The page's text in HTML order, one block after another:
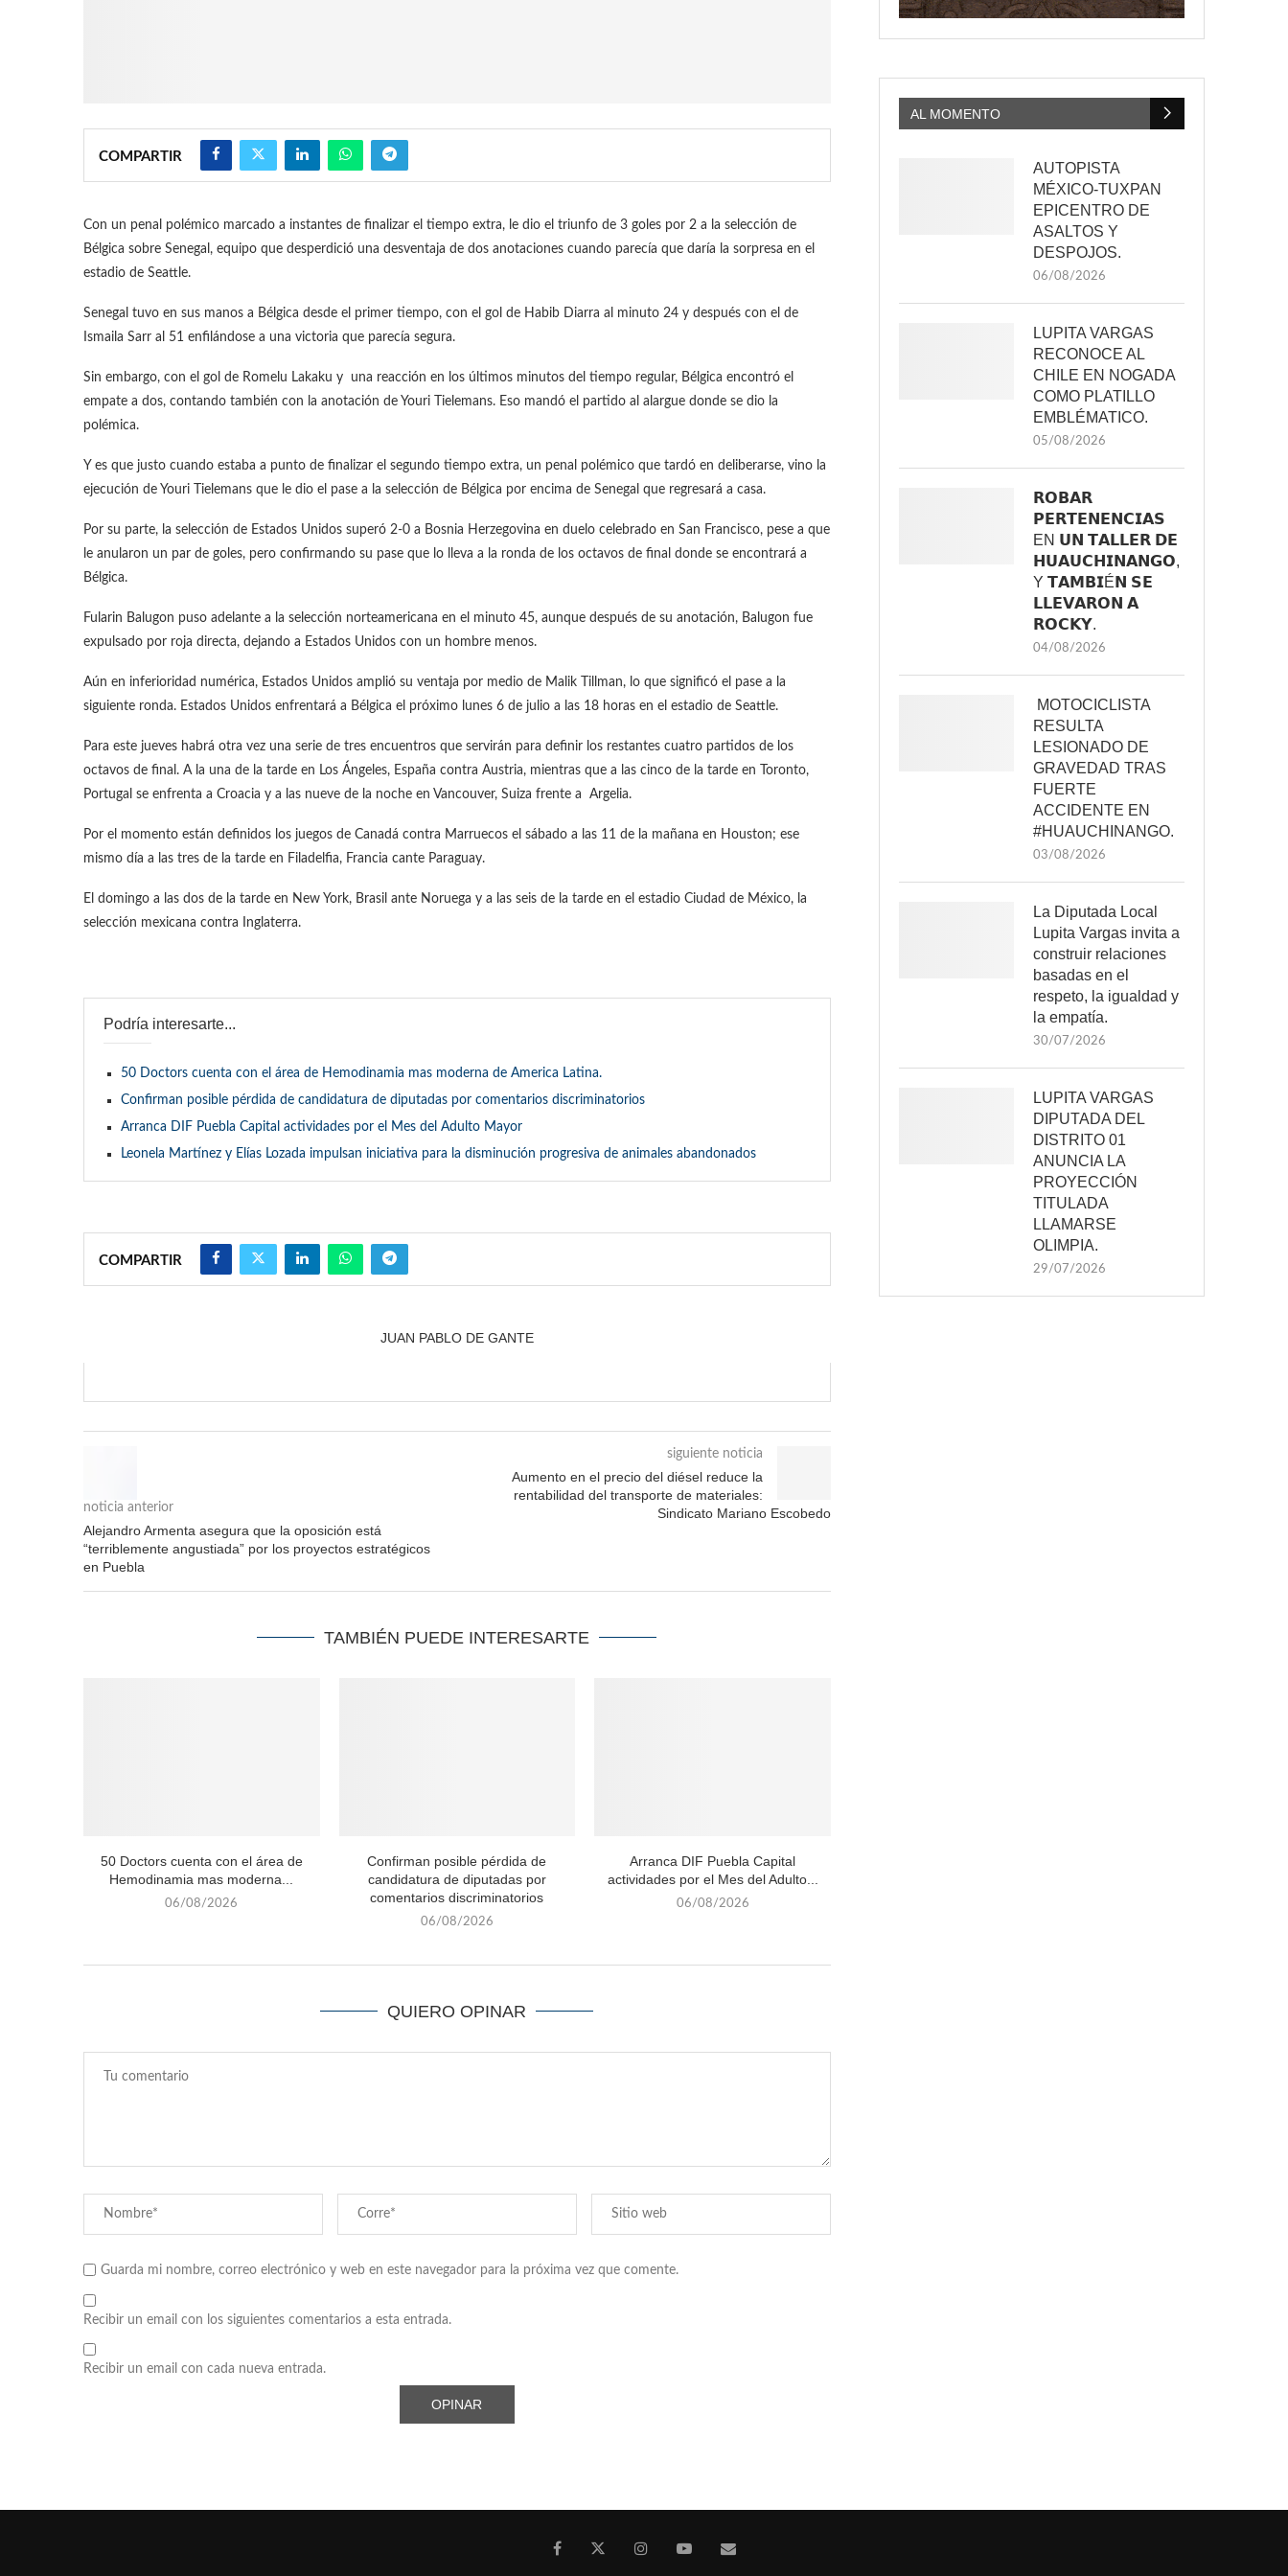
COMPARTIR
Con un penal polémico marcado a instantes de finalizar el tiempo extra, le dio el triunfo de 3 goles por 2 a la selección de
Bélgica sobre Senegal, equipo que desperdició una desventaja de dos anotaciones cuando parecía que daría la sorpresa en el
estadio de Seattle.
Senegal tuvo en sus manos a Bélgica desde el primer tiempo, con el gol de Habib Diarra al minuto 24 y después con el de
Ismaila Sarr al 51 enfilándose a una victoria que parecía segura.
Sin embargo, con el gol de Romelu Lakaku y una reacción en los últimos minutos del tiempo regular, Bélgica encontró el
empate a dos, contando también con la anotación de Youri Tielemans. Eso mandó el partido al alargue donde se dio la
polémica.
Y es que justo cuando estaba a punto de finalizar el segundo tiempo extra, un penal polémico que tardó en deliberarse, vino la
ejecución de Youri Tielemans que le dio el pase a la selección de Bélgica por encima de Senegal que regresará a casa.
Por su parte, la selección de Estados Unidos superó 2-0 a Bosnia Herzegovina en duelo celebrado en San Francisco, pese a que
le anularon un par de goles, pero confirmando su pase que lo lleva a la ronda de los octavos de final donde se encontrará a
Bélgica.
Fularin Balugon puso adelante a la selección norteamericana en el minuto 45, aunque después de su anotación, Balugon fue
expulsado por roja directa, dejando a Estados Unidos con un hombre menos.
Aún en inferioridad numérica, Estados Unidos amplió su ventaja por medio de Malik Tillman, lo que significó el pase a la
siguiente ronda. Estados Unidos enfrentará a Bélgica el próximo lunes 6 de julio a las 18 horas en el estadio de Seattle.
Para este jueves habrá otra vez una serie de tres encuentros que servirán para definir los restantes cuatro partidos de los
octavos de final. A la una de la tarde en Los Ángeles, España contra Austria, mientras que a las cinco de la tarde en Toronto,
Portugal se enfrenta a Croacia y a las nueve de la noche en Vancouver, Suiza frente a Argelia.
Por el momento están definidos los juegos de Canadá contra Marruecos el sábado a las 11 de la mañana en Houston; ese
mismo día a las tres de la tarde en Filadelfia, Francia cante Paraguay.
El domingo a las dos de la tarde en New York, Brasil ante Noruega y a las seis de la tarde en el estadio Ciudad de México, la
selección mexicana contra Inglaterra.
Podría interesarte...
50 Doctors cuenta con el área de Hemodinamia mas moderna de America Latina.
Confirman posible pérdida de candidatura de diputadas por comentarios discriminatorios
Arranca DIF Puebla Capital actividades por el Mes del Adulto Mayor
Leonela Martínez y Elías Lozada impulsan iniciativa para la disminución progresiva de animales abandonados
COMPARTIR
JUAN PABLO DE GANTE
noticia anterior
Alejandro Armenta asegura que la oposición está
“terriblemente angustiada” por los proyectos estratégicos
en Puebla
siguiente noticia
Aumento en el precio del diésel reduce la
rentabilidad del transporte de materiales:
Sindicato Mariano Escobedo
TAMBIÉN PUEDE INTERESARTE
50 Doctors cuenta con el área de
Hemodinamia mas moderna...
06/08/2026
Confirman posible pérdida de
candidatura de diputadas por
comentarios discriminatorios
06/08/2026
Arranca DIF Puebla Capital
actividades por el Mes del Adulto...
06/08/2026
QUIERO OPINAR
Guarda mi nombre, correo electrónico y web en este navegador para la próxima vez que comente.
Recibir un email con los siguientes comentarios a esta entrada.
Recibir un email con cada nueva entrada.
AL MOMENTO
AUTOPISTA
MÉXICO-TUXPAN
EPICENTRO DE
ASALTOS Y
DESPOJOS.
06/08/2026
LUPITA VARGAS
RECONOCE AL
CHILE EN NOGADA
COMO PLATILLO
EMBLÉMATICO.
05/08/2026
𝗥𝗢𝗕𝗔𝗥
𝗣𝗘𝗥𝗧𝗘𝗡𝗘𝗡𝗖𝗜𝗔𝗦
EN 𝗨𝗡 𝗧𝗔𝗟𝗟𝗘𝗥 𝗗𝗘
𝗛𝗨𝗔𝗨𝗖𝗛𝗜𝗡𝗔𝗡𝗚𝗢,
Y 𝗧𝗔𝗠𝗕𝗜É𝗡 𝗦𝗘
𝗟𝗟𝗘𝗩𝗔𝗥𝗢𝗡 𝗔
𝗥𝗢𝗖𝗞𝗬.
04/08/2026
MOTOCICLISTA
RESULTA
LESIONADO DE
GRAVEDAD TRAS
FUERTE
ACCIDENTE EN
#HUAUCHINANGO.
03/08/2026
La Diputada Local
Lupita Vargas invita a
construir relaciones
basadas en el
respeto, la igualdad y
la empatía.
30/07/2026
LUPITA VARGAS
DIPUTADA DEL
DISTRITO 01
ANUNCIA LA
PROYECCIÓN
TITULADA
LLAMARSE
OLIMPIA.
29/07/2026